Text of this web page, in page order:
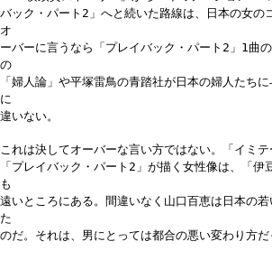
バック・パート2」へと続いた路線は、日本の女の
オ
ーバーに言うなら「プレイバック・パート2」1曲
の
「婦人論」や平塚雷鳥の青踏社が日本の婦人たち
に
違いない。
これは決してオーバーな言い方ではない。「イミ
「プレイバック・パート2」が描く女性像は、「伊
も
遠いところにある。間違いなく山口百恵は日本の若
た
のだ。それは、男にとっては都合の悪い変わり方